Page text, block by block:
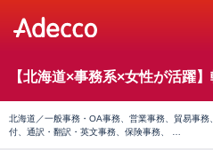
【北海道×事務系×女性が活躍
北海道／一般事務・OA事務、営業事務、貿易事務
付、通訳・翻訳・英文事務、保険事務、 …